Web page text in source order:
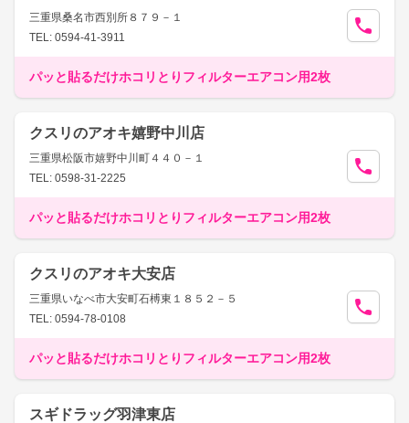
三重県桑名市西別所８７９－１
TEL: 0594-41-3911
パッと貼るだけホコリとりフィルターエアコン用2枚
クスリのアオキ嬉野中川店
三重県松阪市嬉野中川町４４０－１
TEL: 0598-31-2225
パッと貼るだけホコリとりフィルターエアコン用2枚
クスリのアオキ大安店
三重県いなべ市大安町石榑東１８５２－５
TEL: 0594-78-0108
パッと貼るだけホコリとりフィルターエアコン用2枚
スギドラッグ羽津東店